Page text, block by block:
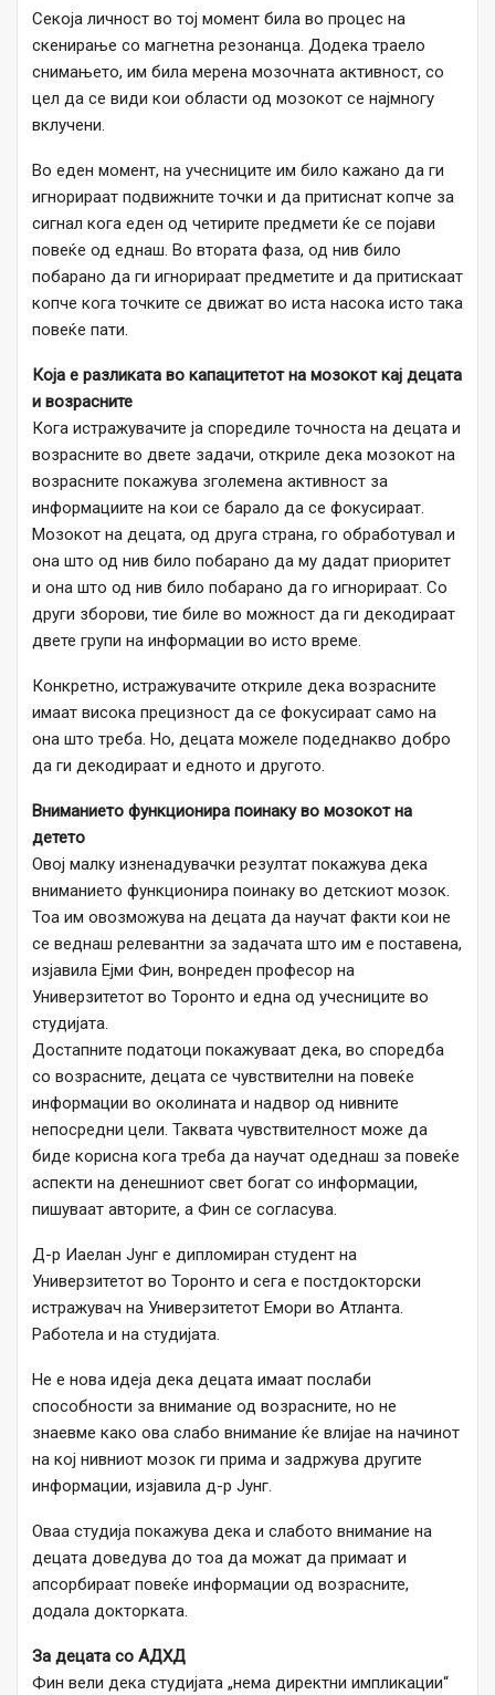
Секоја личност во тој момент била во процес на
скенирање со магнетна резонанца. Додека траело
снимањето, им била мерена мозочната активност, со
цел да се види кои области од мозокот се најмногу
вклучени.
Во еден момент, на учесниците им било кажано да ги
игнорираат подвижните точки и да притиснат копче за
сигнал кога еден од четирите предмети ќе се појави
повеќе од еднаш. Во втората фаза, од нив било
побарано да ги игнорираат предметите и да притискаат
копче кога точките се движат во иста насока исто така
повеќе пати.
Која е разликата во капацитетот на мозокот кај децата
и возрасните
Кога истражувачите ја споредиле точноста на децата и
возрасните во двете задачи, откриле дека мозокот на
возрасните покажува зголемена активност за
информациите на кои се барало да се фокусираат.
Мозокот на децата, од друга страна, го обработувал и
она што од нив било побарано да му дадат приоритет
и она што од нив било побарано да го игнорираат. Со
други зборови, тие биле во можност да ги декодираат
двете групи на информации во исто време.
Конкретно, истражувачите откриле дека возрасните
имаат висока прецизност да се фокусираат само на
она што треба. Но, децата можеле подеднакво добро
да ги декодираат и едното и другото.
Вниманието функционира поинаку во мозокот на
детето
Овој малку изненадувачки резултат покажува дека
вниманието функционира поинаку во детскиот мозок.
Тоа им овозможува на децата да научат факти кои не
се веднаш релевантни за задачата што им е поставена,
изјавила Ејми Фин, вонреден професор на
Универзитетот во Торонто и една од учесниците во
студијата.
Достапните податоци покажуваат дека, во споредба
со возрасните, децата се чувствителни на повеќе
информации во околината и надвор од нивните
непосредни цели. Таквата чувствителност може да
биде корисна кога треба да научат одеднаш за повеќе
аспекти на денешниот свет богат со информации,
пишуваат авторите, а Фин се согласува.
Д-р Иаелан Јунг е дипломиран студент на
Универзитетот во Торонто и сега е постдокторски
истражувач на Универзитетот Емори во Атланта.
Работела и на студијата.
Не е нова идеја дека децата имаат послаби
способности за внимание од возрасните, но не
знаевме како ова слабо внимание ќе влијае на начинот
на кој нивниот мозок ги прима и задржува другите
информации, изјавила д-р Јунг.
Оваа студија покажува дека и слабото внимание на
децата доведува до тоа да можат да примаат и
апсорбираат повеќе информации од возрасните,
додала докторката.
За децата со АДХД
Фин вели дека студијата „нема директни импликации“